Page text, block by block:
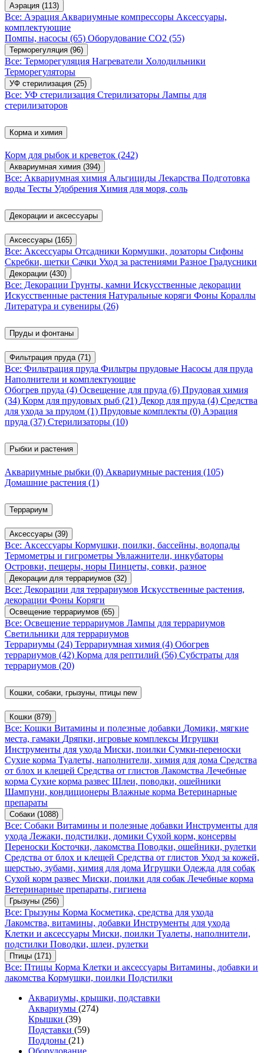
Аэрация (113)
Все: Аэрация Аквариумные компрессоры Аксессуары,
комплектующие
Помпы, насосы (65) Оборудование CO2 (55)
Терморегуляция (96)
Все: Терморегуляция Нагреватели Холодильники
Терморегуляторы
УФ стерилизация (25)
Все: УФ стерилизация Стерилизаторы Лампы для
стерилизаторов
Корма и химия
Корм для рыбок и креветок (242)
Аквариумная химия (394)
Все: Аквариумная химия Альгициды Лекарства Подготовка
воды Тесты Удобрения Химия для моря, соль
Декорации и аксессуары
Аксессуары (165)
Все: Аксессуары Отсадники Кормушки, дозаторы Сифоны
Скребки, щетки Сачки Уход за растениями Разное Градусники
Декорации (430)
Все: Декорации Грунты, камни Искусственные декорации
Искусственные растения Натуральные коряги Фоны Кораллы
Литература и сувениры (26)
Пруды и фонтаны
Фильтрация пруда (71)
Все: Фильтрация пруда Фильтры прудовые Насосы для пруда
Наполнители и комплектующие
Обогрев пруда (4) Освещение для пруда (6) Прудовая химия
(34) Корм для прудовых рыб (21) Декор для пруда (4) Средства
для ухода за прудом (1) Прудовые комплекты (0) Аэрация
пруда (37) Стерилизаторы (10)
Рыбки и растения
Аквариумные рыбки (0) Аквариумные растения (105)
Домашние растения (1)
Террариум
Аксессуары (39)
Все: Аксессуары Кормушки, поилки, бассейны, водопады
Термометры и гигрометры Увлажнители, инкубаторы
Островки, пещеры, норы Пинцеты, совки, разное
Декорации для террариумов (32)
Все: Декорации для террариумов Искусственные растения,
декорации Фоны Коряги
Освещение террариумов (65)
Все: Освещение террариумов Лампы для террариумов
Светильники для террариумов
Террариумы (24) Террариумная химия (4) Обогрев
террариумов (42) Корма для рептилий (56) Субстраты для
террариумов (20)
Кошки, собаки, грызуны, птицы new
Кошки (879)
Все: Кошки Витамины и полезные добавки Домики, мягкие
места, гамаки Дряпки, игровые комплексы Игрушки
Инструменты для ухода Миски, поилки Сумки-переноски
Сухие корма Туалеты, наполнители, химия для дома Средства
от блох и клещей Средства от глистов Лакомства Лечебные
корма Сухие корма развес Шлеи, поводки, ошейники
Шампуни, кондиционеры Влажные корма Ветеринарные
препараты
Собаки (1088)
Все: Собаки Витамины и полезные добавки Инструменты для
ухода Лежаки, подстилки, домики Сухой корм, консервы
Переноски Косточки, лакомства Поводки, ошейники, рулетки
Средства от блох и клещей Средства от глистов Уход за кожей,
шерстью, зубами, химия для дома Игрушки Одежда для собак
Сухой корм развес Миски, поилки для собак Лечебные корма
Ветеринарные препараты, гигиена
Грызуны (256)
Все: Грызуны Корма Косметика, средства для ухода
Лакомства, витамины, добавки Инструменты для ухода
Клетки и аксессуары Миски, поилки Туалеты, наполнители,
подстилки Поводки, шлеи, рулетки
Птицы (171)
Все: Птицы Корма Клетки и аксессуары Витамины, добавки и
лакомства Кормушки, поилки Подстилки
Аквариумы, крышки, подставки
Аквариумы (274)
Крышки (39)
Подставки (59)
Поддоны (21)
Оборудование